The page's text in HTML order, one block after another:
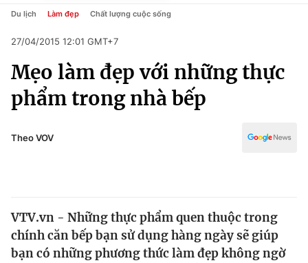
Chuyên mục
Chính trị
Thế giới
Chính trị
Pháp luật
Kinh tế
Thể thao
Truyền hình
Y tế
Du lịch Làm đẹp Chất lượng cuộc sống
27/04/2015 12:01 GMT+7
Mẹo làm đẹp với những thực
phẩm trong nhà bếp
Theo VOV
VTV.vn - Những thực phẩm quen thuộc trong
chính căn bếp bạn sử dụng hàng ngày sẽ giúp
bạn có những phương thức làm đẹp không ngờ